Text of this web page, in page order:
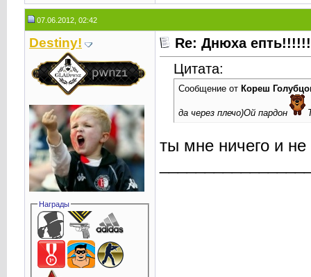
07.06.2012, 02:42
Destiny!
Награды
Re: Днюха
Цитата:
Сообщение от Кореш
да через плечо)Ой пардон
ты мне ничего и